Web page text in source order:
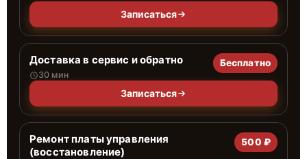
Записаться
Доставка в сервис и обратно
30 мин
Бесплатно
Записаться
Ремонт платы управления
(восстановление)
500 ₽